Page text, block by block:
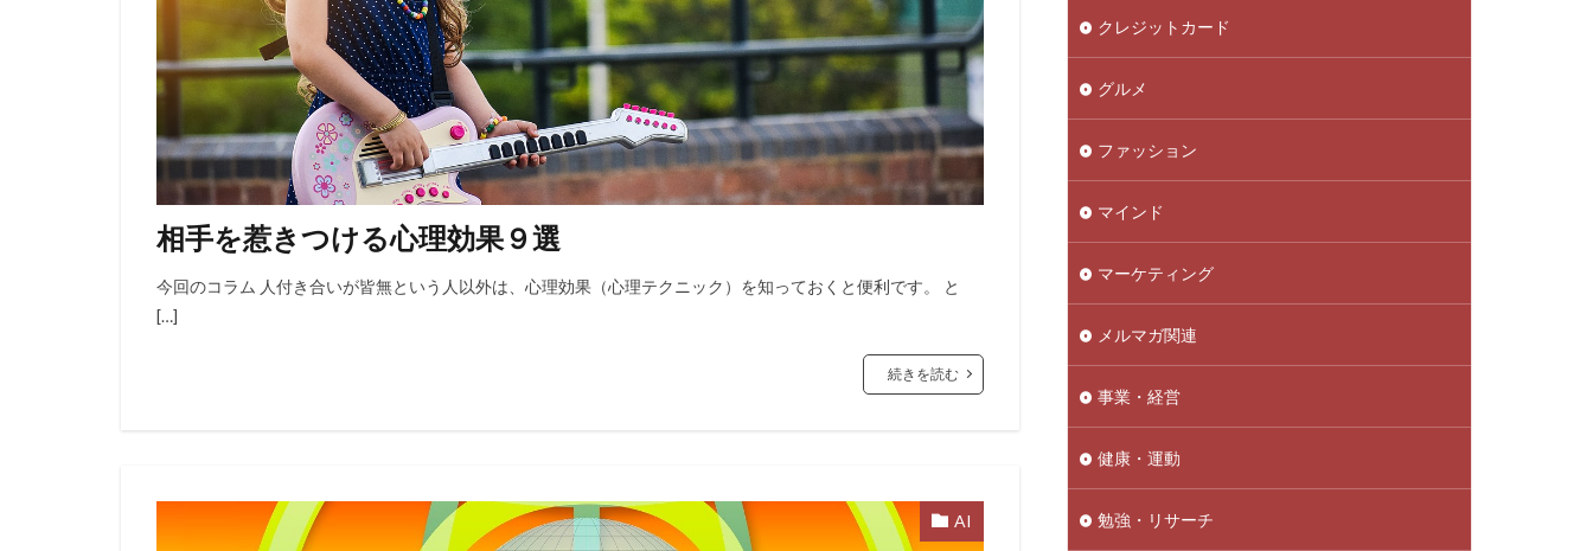
相手を惹きつける心理効果９選
今回のコラム 人付き合いが皆無という人以外は、心理効果（心理テクニック）を知っておくと便利です。 と
[…]
続きを読む
AI
クレジットカード
グルメ
ファッション
マインド
マーケティング
メルマガ関連
事業・経営
健康・運動
勉強・リサーチ